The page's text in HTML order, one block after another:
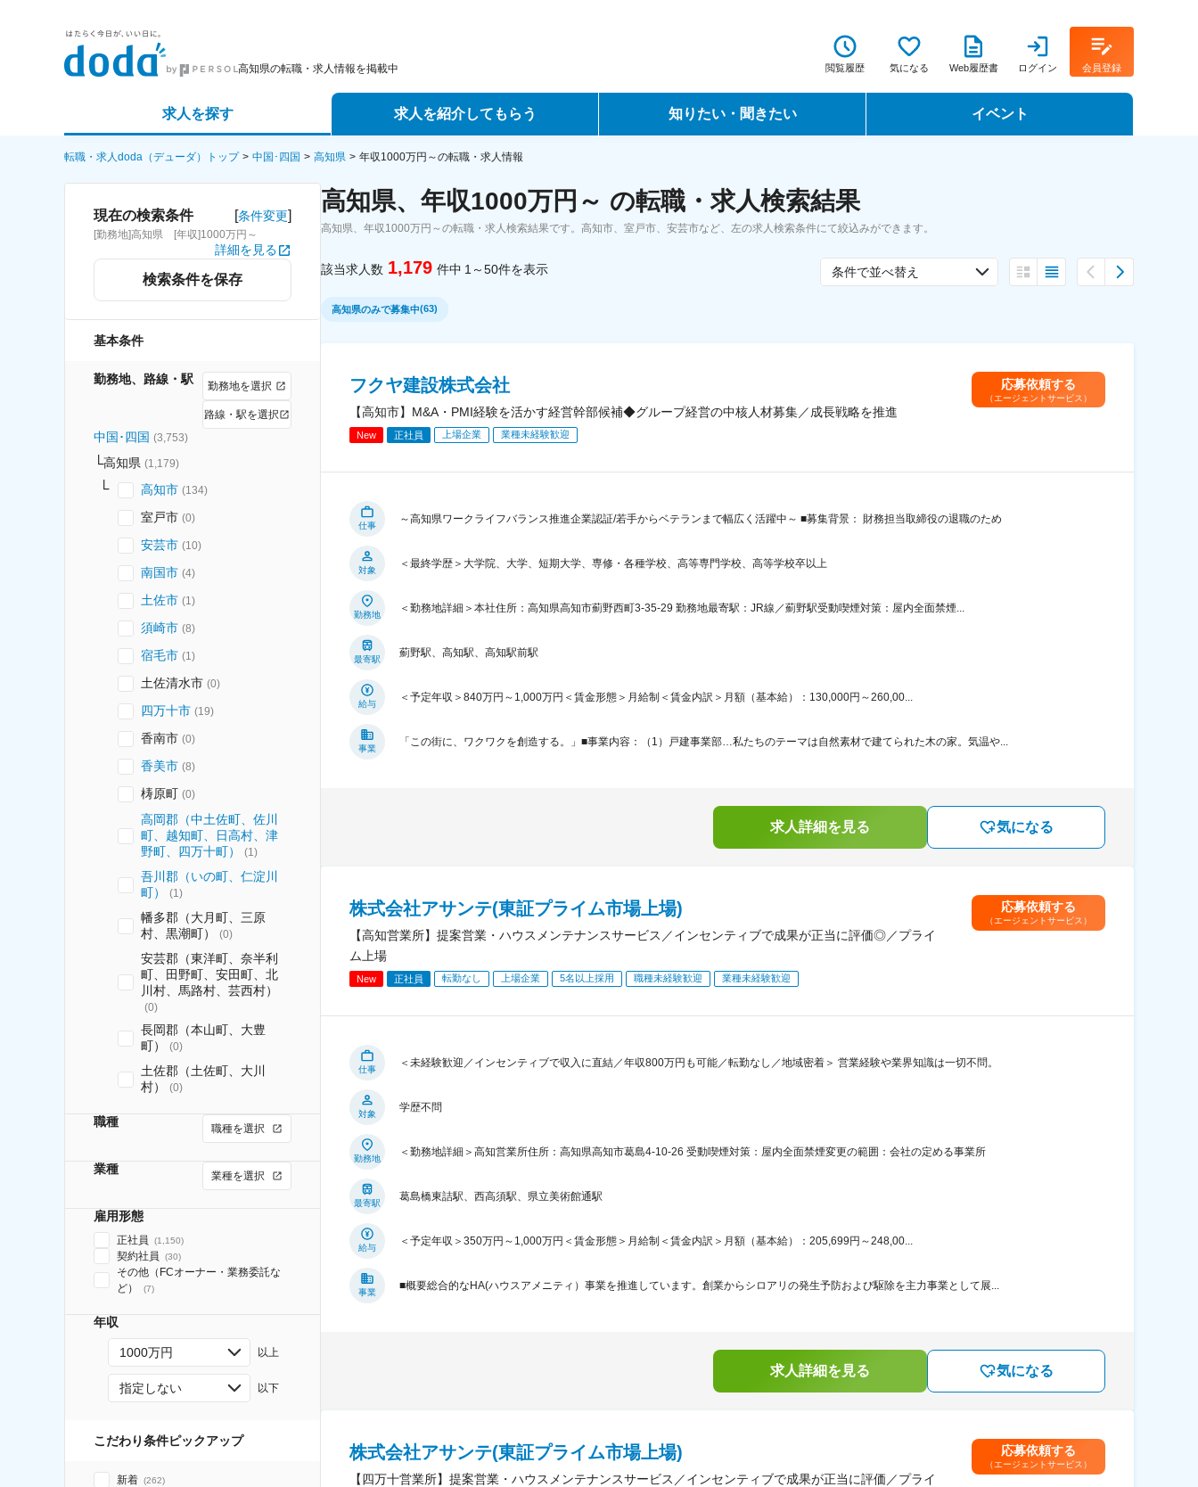
高知県の転職・求人情報を掲載中 閲覧履歴 気になる Web履歴書 ログイン 会員登録
求人を探す
詳細条件から探す
求人特集から探す
求人を紹介してもらう
エージェントサービス
スカウトサービス
知りたい・聞きたい
データで見る転職
イベント
転職・求人doda（デューダ）トップ 中国･四国 高知県 年収1000万円～の転職・求人情報
現在の検索条件 [条件変更]
[勤務地]高知県 [年収]1000万円～
詳細を見る
検索条件を保存
基本条件
勤務地、路線・駅 勤務地を選択
路線・駅を選択
中国･四国 (3,753)
高知県 (1,179)
高知市 (134)
室戸市 (0)
安芸市 (10)
南国市 (4)
土佐市 (1 )
須崎市 (8)
宿毛市 (1 )
土佐清水市 (0)
四万十市 (19)
香南市 (0)
香美市 (8)
梼原町 (0)
高岡郡（中土佐町、佐川
町、越知町、日高村、津
野町、四万十町）
(1)
吾川郡（いの町、仁淀川
町）
(1)
幡多郡（大月町、三原
村、黒潮町）
(0)
安芸郡（東洋町、奈半利
町、田野町、安田町、北
川村、馬路村、芸西村）
(0)
長岡郡（本山町、大豊
町）
(0)
土佐郡（土佐町、大川
村）
(0)
職種 職種を選択
業種 業種を選択
雇用形態
正社員 (1,150)
契約社員 (30)
その他（FCオーナー・業務委託な
ど）
(7)
年収
1000万円 以上
指定しない 以下
こだわり条件ピックアップ
新着 (262)
高知県、年収1000万円～ の転職・求人検索結果
高知県、年収1000万円～の転職・求人検索結果です。高知市、室戸市、安芸市など、左の求人検索条件にて絞込みができます。
該当求人数 1,179 件中 1～50件を表示 条件で並べ替え
高知県のみで募集中(63)
フクヤ建設株式会社
【高知市】M&A・PMI経験を活かす経営幹部候補◆グループ経営の中核人材募集／成長戦略を推進
New 正社員 上場企業 業種未経験歓迎
応募依頼する
（エージェントサービス）
仕事
～高知県ワークライフバランス推進企業認証/若手からベテランまで幅広く活躍中～ ■募集背景： 財務担当取締役の退職のため
対象
＜最終学歴＞大学院、大学、短期大学、専修・各種学校、高等専門学校、高等学校卒以上
勤務地
＜勤務地詳細＞本社住所：高知県高知市薊野西町3-35-29 勤務地最寄駅：JR線／薊野駅受動喫煙対策：屋内全面禁煙...
最寄駅
薊野駅、高知駅、高知駅前駅
給与
＜予定年収＞840万円～1,000万円＜賃金形態＞月給制＜賃金内訳＞月額（基本給）：130,000円～260,00...
事業
「この街に、ワクワクを創造する。」■事業内容：（1）戸建事業部…私たちのテーマは自然素材で建てられた木の家。気温や...
求人詳細を見る 気になる
株式会社アサンテ(東証プライム市場上場)
【高知営業所】提案営業・ハウスメンテナンスサービス／インセンティブで成果が正当に評価◎／プライ
ム上場
New 正社員 転勤なし 上場企業 5名以上採用 職種未経験歓迎 業種未経験歓迎
応募依頼する
（エージェントサービス）
仕事
＜未経験歓迎／インセンティブで収入に直結／年収800万円も可能／転勤なし／地域密着＞ 営業経験や業界知識は一切不問。
対象
学歴不問
勤務地
＜勤務地詳細＞高知営業所住所：高知県高知市葛島4-10-26 受動喫煙対策：屋内全面禁煙変更の範囲：会社の定める事業所
最寄駅
葛島橋東詰駅、西高須駅、県立美術館通駅
給与
＜予定年収＞350万円～1,000万円＜賃金形態＞月給制＜賃金内訳＞月額（基本給）：205,699円～248,00...
事業
■概要総合的なHA(ハウスアメニティ）事業を推進しています。創業からシロアリの発生予防および駆除を主力事業として展...
求人詳細を見る 気になる
株式会社アサンテ(東証プライム市場上場)
【四万十営業所】提案営業・ハウスメンテナンスサービス／インセンティブで成果が正当に評価／プライ
応募依頼する
（エージェントサービス）